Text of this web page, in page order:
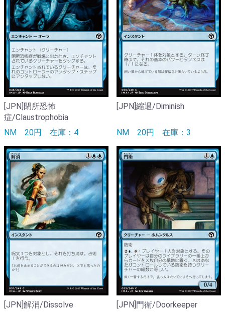
[JPN]閉所恐怖
症/Claustrophobia
NM 20円 在庫：4
[JPN]縮退/Diminish
NM 20円 在庫：3
[JPN]解消/Dissolve
[JPN]門衛/Doorkeeper